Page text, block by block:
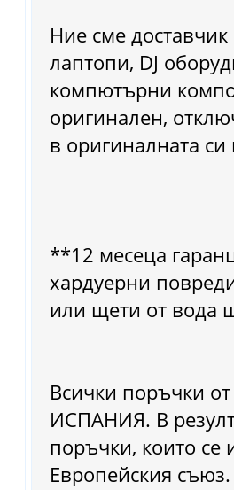
Ние сме
лаптопи, DJ
компютърни
оригинален,
в оригиналната си
**12 месеца
хардуерни
или щети от вода
Всички поръчки
ИСПАНИЯ. В
поръчки, които се
Европейския съюз.